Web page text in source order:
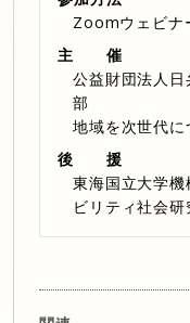
Zoomウェビナ
主 催
公益財団法人
部
地域を次世代
後 援
東海国立大学
ビリティ社会研